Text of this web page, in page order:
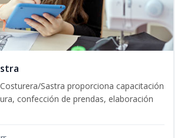
Sastra proporciona capacitación
confección de prendas, elaboración